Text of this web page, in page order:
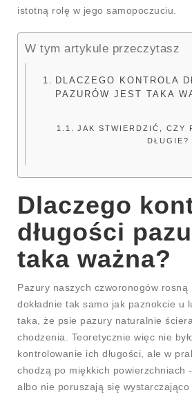
istotną rolę w jego samopoczuciu.
W tym artykule przeczytasz
DLACZEGO KONTROLA
PAZURÓW JEST TAKA
JAK STWIERDZIĆ, CZY
DŁUGIE?
Dlaczego
długości
taka ważna?
Pazury naszych czworonogów rosną
dokładnie tak samo jak paznokcie u
taka, że psie pazury naturalnie
chodzenia. Teoretycznie więc nie
kontrolowanie ich długości, ale w
chodzą po miękkich powierzchniach
albo nie poruszają się